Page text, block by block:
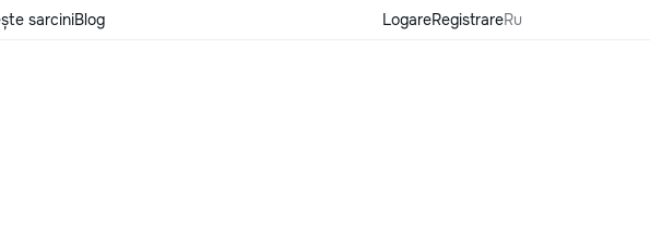
sarciniBlog LogareRegistrareRu